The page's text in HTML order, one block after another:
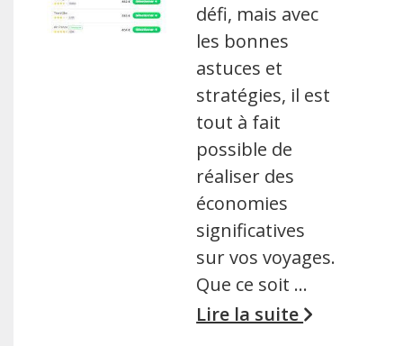
défi, mais avec
les bonnes
astuces et
stratégies, il est
tout à fait
possible de
réaliser des
économies
significatives
sur vos voyages.
Que ce soit …
Lire la suite